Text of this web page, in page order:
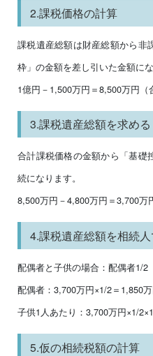
2.課税価格の計算
課税遺産総額は財産総額から非
枠」の金額を差し引いた金額にな
1億円－1,500万円＝8,500万円（
3.課税遺産総額を求める
合計課税価格の金額から「基礎
続になります。
8,500万円－4,800万円＝3,700万
4.課税遺産総額を相続
配偶者と子供の場合：配偶者1/2
配偶者：3,700万円×1/2＝1,850
子供1人あたり：3,700万円×1/
5.仮の相続税額の計算